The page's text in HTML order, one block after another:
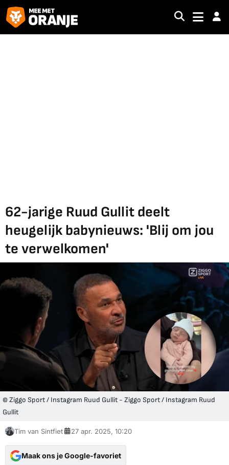
62-jarige Ruud Gullit deelt
heugelijk babynieuws: 'Blij om jou
te verwelkomen'
© Ziggo Sport / Instagram Ruud Gullit - Ziggo Sport / Instagram Ruud
Gullit
Tim van Sintfiet 27 apr. 2025, 10:20
Maak ons je Google-favoriet